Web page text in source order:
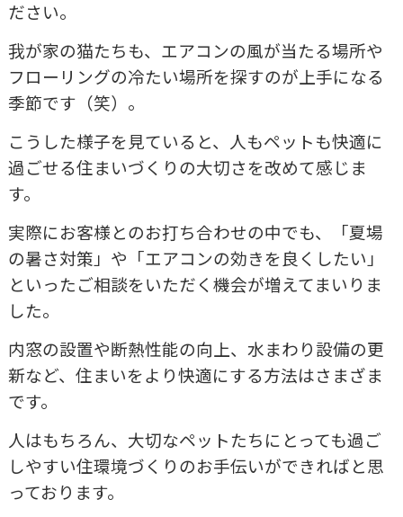
ださい。
我が家の猫たちも、エアコンの風が当たる場所や
フローリングの冷たい場所を探すのが上手になる
季節です（笑）。
こうした様子を見ていると、人もペットも快適に
過ごせる住まいづくりの大切さを改めて感じま
す。
実際にお客様とのお打ち合わせの中でも、「夏場
の暑さ対策」や「エアコンの効きを良くしたい」
といったご相談をいただく機会が増えてまいりま
した。
内窓の設置や断熱性能の向上、水まわり設備の更
新など、住まいをより快適にする方法はさまざま
です。
人はもちろん、大切なペットたちにとっても過ご
しやすい住環境づくりのお手伝いができればと思
っております。